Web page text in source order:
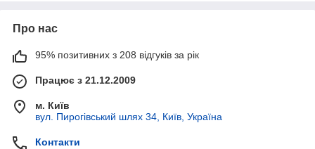
Про нас
95% позитивних з 208 відгуків за рік
Працює з 21.12.2009
м. Київ
вул. Пирогівський шлях 34, Київ, Україна
Контакти